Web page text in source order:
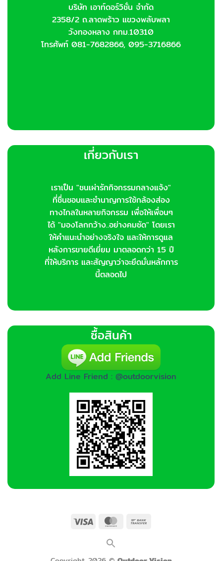
บริษัท เอาท์ดอร์วิชั่น จำกัด
2358/2 ถ.ลาดพร้าว แขวงพลับพลา
วังทองหลาง กทม.10310
โทรศัพท์ 081-7682866, 095-3716866
เกี่ยวกับเรา
เราเป็น "ชนเผ่ารักกิจกรรมกลางแจ้ง"
ที่ชื่นชอบและชำนาญการใช้กล้องส่อง
ทางไกลในหลายกิจกรรม เพื่อให้เพื่อนๆ
ได้ "มองโลกกว้าง..อย่างคมชัด" โดยเรา
ให้คำแนะนำอย่างจริงใจ และให้การดูแล
หลังการขายดีเยี่ยม มาตลอดกว่า 15 ปี
ที่ให้บริการ และสัญญาว่าจะยึดมั่นหลักการ
นี้ตลอดไป
ซื้อสินค้า
Add Line Friend : @outdoorvision
Visa MasterCard